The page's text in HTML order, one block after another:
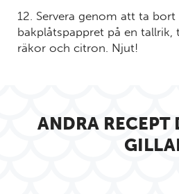
12. Servera genom att ta bort
bakplåtspappret på en tallrik,
räkor och citron. Njut!
ANDRA RECEPT